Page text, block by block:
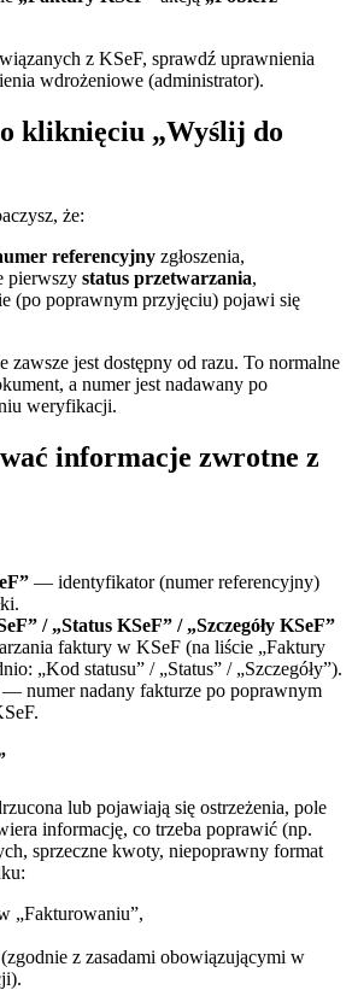
z KSeF, sprawdź uprawnienia
wdrożeniowe (administrator).
kliknięciu „Wyślij do
że:
referencyjny zgłoszenia,
pierwszy status przetwarzania,
(po poprawnym przyjęciu) pojawi się
zawsze jest dostępny od razu. To normalne
a numer jest nadawany po
weryfikacji.
informacje zwrotne z
— identyfikator (numer referencyjny)
/ „Status KSeF” / „Szczegóły KSeF”
faktury w KSeF (na liście „Faktury
„Kod statusu” / „Status” / „Szczegóły”).
— numer nadany fakturze po poprawnym
lub pojawiają się ostrzeżenia, pole
informację, co trzeba poprawić (np.
sprzeczne kwoty, niepoprawny format
„Fakturowaniu”,
z zasadami obowiązującymi w